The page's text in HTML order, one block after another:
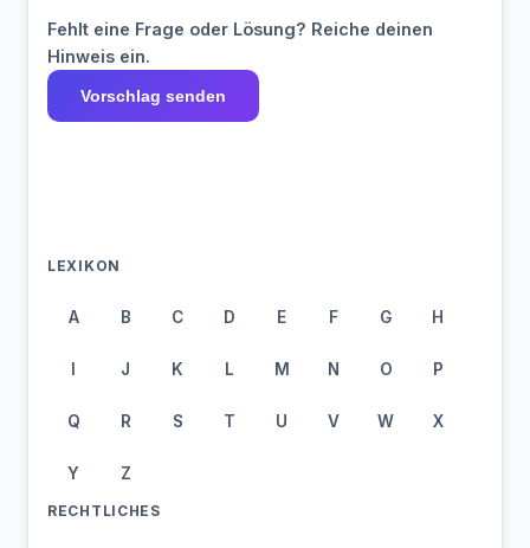
Fehlt eine Frage oder Lösung? Reiche deinen
Hinweis ein.
Vorschlag senden
LEXIKON
A B C D E F G H
I J K L M N O P
Q R S T U V W X
Y Z
RECHTLICHES